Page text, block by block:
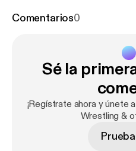
Comentarios0
Sé la
¡Regístrate ahora y únete
Wrestling &